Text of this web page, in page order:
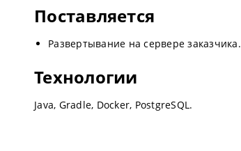
Поставляется
Развертывание на сервере заказчика.
Технологии
Java, Gradle, Docker, PostgreSQL.